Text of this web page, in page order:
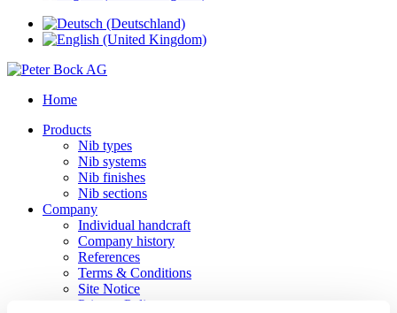
Home
Products
Nib types
Nib systems
Nib finishes
Nib sections
Company
Individual handcraft
Company history
References
Terms & Conditions
Site Notice
Privacy Policy